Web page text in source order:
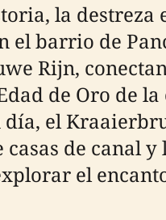
la destreza
barrio de
Rijn,
de Oro de
el
de canal
el